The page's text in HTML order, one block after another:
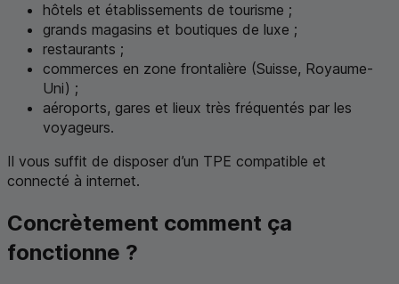
hôtels et établissements de tourisme ;
grands magasins et boutiques de luxe ;
restaurants ;
commerces en zone frontalière (Suisse, Royaume-
Uni) ;
aéroports, gares et lieux très fréquentés par les
voyageurs.
Il vous suffit de disposer d’un TPE compatible et
connecté à internet.
Concrètement comment ça
fonctionne ?